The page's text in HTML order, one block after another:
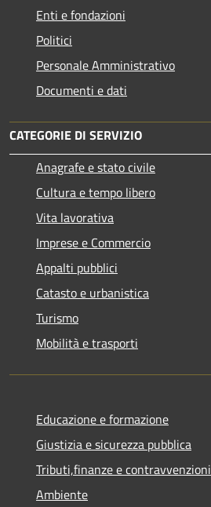
Enti e fondazioni
Politici
Personale Amministrativo
Documenti e dati
CATEGORIE DI SERVIZIO
Anagrafe e stato civile
Cultura e tempo libero
Vita lavorativa
Imprese e Commercio
Appalti pubblici
Catasto e urbanistica
Turismo
Mobilità e trasporti
Educazione e formazione
Giustizia e sicurezza pubblica
Tributi,finanze e contravvenzioni
Ambiente